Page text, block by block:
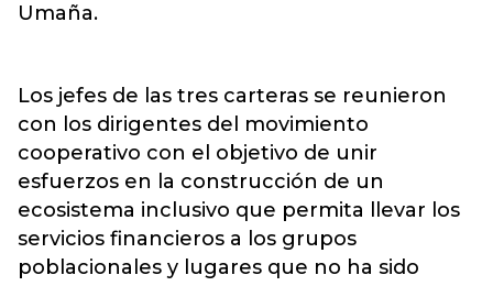
Umaña.
Los jefes de las tres carteras se reunieron
con los dirigentes del movimiento
cooperativo con el objetivo de unir
esfuerzos en la construcción de un
ecosistema inclusivo que permita llevar los
servicios financieros a los grupos
poblacionales y lugares que no ha sido